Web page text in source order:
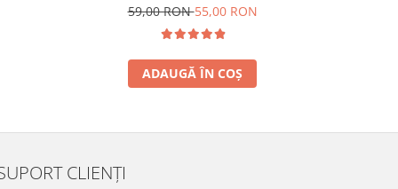
59,00 RON55,00 RON
ADAUGĂ ÎN COȘ
CLIENȚI